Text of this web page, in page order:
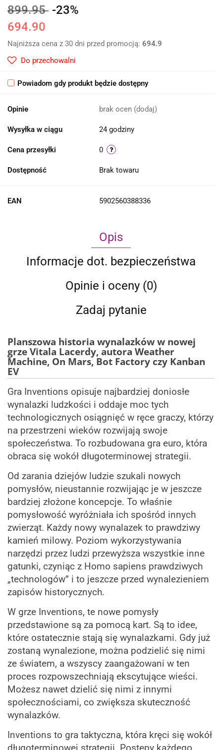
899.95 -23%
694.90
Najniższa cena z 30 dni przed promocją: 694.9
Do przechowalni
Powiadom gdy produkt będzie dostępny
Opinie brak ocen (dodaj)
Wysyłka w ciągu 24 godziny
Cena przesyłki 0
Dostępność Brak towaru
EAN 5902560388336
Opis
Informacje dot. bezpieczeństwa
Opinie i oceny (0)
Zadaj pytanie
Planszowa historia wynalazków w nowej
grze Vitala Lacerdy, autora Weather
Machine, On Mars, Bot Factory czy Kanban
EV
Gra Inventions opisuje najbardziej doniosłe
wynalazki ludzkości i oddaje moc tych
technologicznych osiągnięć w ręce graczy, którzy
na przestrzeni wieków rozwijają swoje
społeczeństwa. To rozbudowana gra euro, która
obraca się wokół długoterminowej strategii.
Od zarania dziejów ludzie szukali nowych
pomysłów, nieustannie rozwijając je w jeszcze
bardziej złożone koncepcje. To właśnie
pomysłowość wyróżniała ich spośród innych
zwierząt. Każdy nowy wynalazek to prawdziwy
kamień milowy. Poziom wykorzystywania
narzędzi przez ludzi przewyższa wszystkie inne
gatunki, czyniąc z Homo sapiens prawdziwych
„technologów” i to jeszcze przed wynalezieniem
zapisów historycznych.
W grze Inventions, te nowe pomysły
przedstawione są za pomocą kart. Są to idee,
które ostatecznie stają się wynalazkami. Gdy już
zostaną wynalezione, można podzielić się nimi
ze światem, a wszyscy zaangażowani w ten
proces rozpowszechniają ekscytujące wieści.
Możesz nawet dzielić się nimi z innymi
społecznościami, co zwiększa skuteczność
wynalazków.
Inventions to gra taktyczna, która kręci się wokół